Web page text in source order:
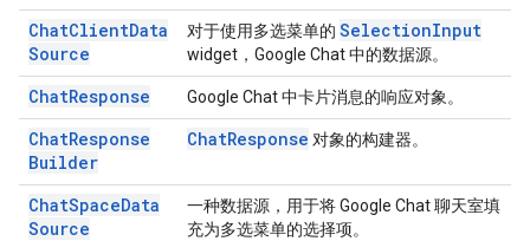
ChatClientData
Source
对于使用多选菜单的 SelectionInput
widget，Google Chat 中的数据源。
ChatResponse Google Chat 中卡片消息的响应对象。
ChatResponse
Builder
ChatResponse 对象的构建器。
ChatSpaceData
Source
一种数据源，用于将 Google Chat 聊天室填
充为多选菜单的选择项。